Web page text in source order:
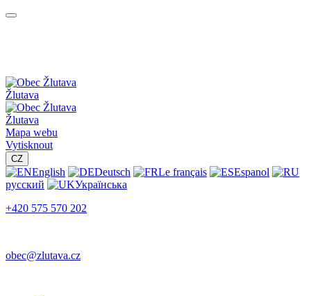
Žlutava
Žlutava
Mapa webu
Vytisknout
CZ
English Deutsch Le français
Espanol
русский
Українська
+420 575 570 202
obec@zlutava.cz